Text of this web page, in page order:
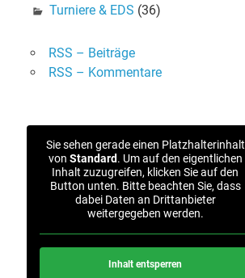
Turniere & EDS (36)
RSS – Beiträge
RSS – Kommentare
Sie sehen gerade einen Platzhalterinhalt
von Standard. Um auf den eigentlichen
Inhalt zuzugreifen, klicken Sie auf den
Button unten. Bitte beachten Sie, dass
dabei Daten an Drittanbieter
weitergegeben werden.
Inhalt entsperren